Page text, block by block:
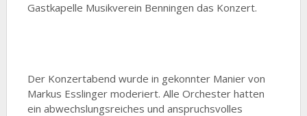
Gastkapelle Musikverein Benningen das Konzert.
Der Konzertabend wurde in gekonnter Manier von
Markus Esslinger moderiert. Alle Orchester hatten
ein abwechslungsreiches und anspruchsvolles